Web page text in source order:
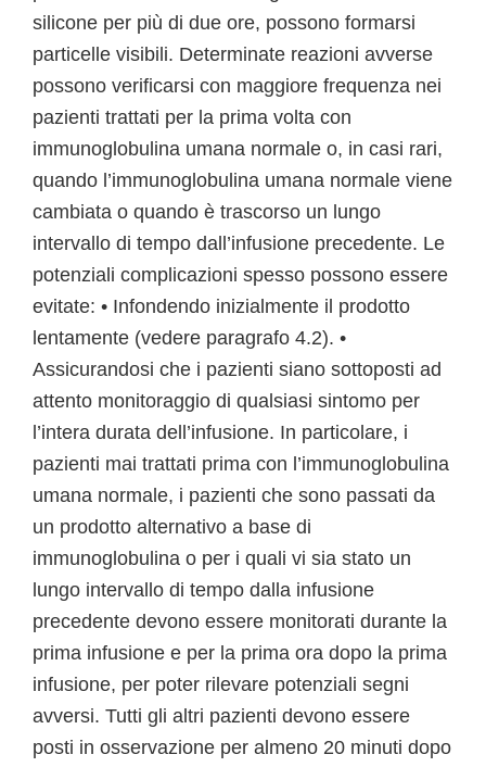
silicone per più di due ore, possono formarsi
particelle visibili. Determinate reazioni avverse
possono verificarsi con maggiore frequenza nei
pazienti trattati per la prima volta con
immunoglobulina umana normale o, in casi rari,
quando l’immunoglobulina umana normale viene
cambiata o quando è trascorso un lungo
intervallo di tempo dall’infusione precedente. Le
potenziali complicazioni spesso possono essere
evitate: • Infondendo inizialmente il prodotto
lentamente (vedere paragrafo 4.2). •
Assicurandosi che i pazienti siano sottoposti ad
attento monitoraggio di qualsiasi sintomo per
l’intera durata dell’infusione. In particolare, i
pazienti mai trattati prima con l’immunoglobulina
umana normale, i pazienti che sono passati da
un prodotto alternativo a base di
immunoglobulina o per i quali vi sia stato un
lungo intervallo di tempo dalla infusione
precedente devono essere monitorati durante la
prima infusione e per la prima ora dopo la prima
infusione, per poter rilevare potenziali segni
avversi. Tutti gli altri pazienti devono essere
posti in osservazione per almeno 20 minuti dopo